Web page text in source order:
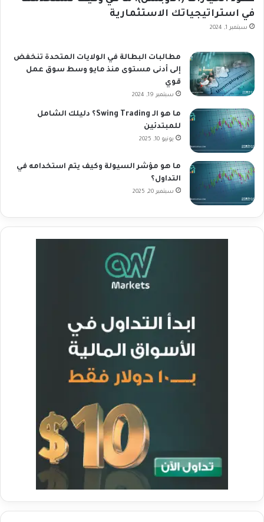
في استراتيجياتك الاستثمارية
سبتمبر 1, 2024
مطالبات البطالة في الولايات المتحدة تنخفض
إلى أدنى مستوى منذ مايو وسط سوق عمل
قوي
سبتمبر 19, 2024
ما هو الـ Swing Trading؟ دليلك الشامل
للمبتدئين
يونيو 10, 2025
ما هو مؤشر السيولة وكيف يتم استخدامه في
التداول؟
سبتمبر 20, 2025